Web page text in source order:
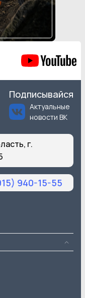
Подписывайся
Актуальные
новости ВК
г.
940-15-55